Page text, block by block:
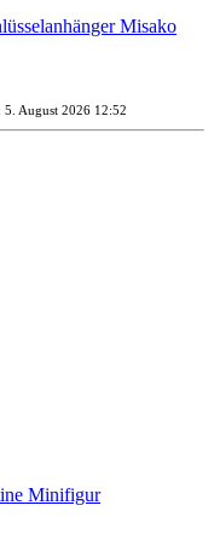
Misako
5. August 2026 12:52
Minifigur